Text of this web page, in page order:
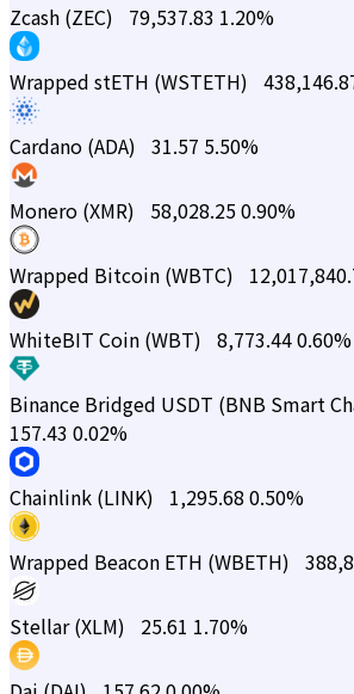
Zcash (ZEC) 79,537.83 1.20%
Wrapped stETH (WSTETH)
Cardano (ADA) 31.57 5.50%
Monero (XMR) 58,028.250.90%
Wrapped Bitcoin (WBTC)
WhiteBIT Coin (WBT) 8,773.440.60%
Binance Bridged USDT (BNB Smart
157.43 0.02%
Chainlink (LINK) 1,295.68 0.50%
Wrapped Beacon ETH (WBETH)
Stellar (XLM) 25.61 1.70%